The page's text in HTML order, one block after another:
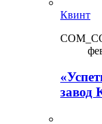
Квинт
завод